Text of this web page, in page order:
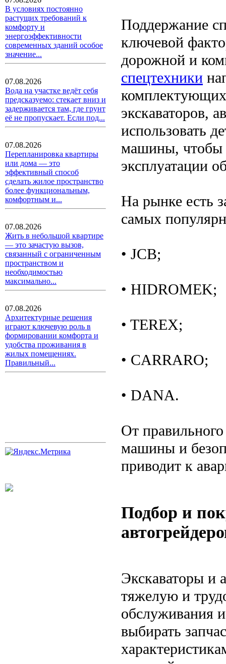
В условиях постоянно
растущих требований к
комфорту и
энергоэффективности
современных зданий особое
значение...
07.08.2026
Вода на участке ведёт себя
предсказуемо: стекает вниз и
задерживается там, где грунт
её не пропускает. Если под...
07.08.2026
Перепланировка квартиры
или дома — это
эффективный способ
сделать жилое пространство
более функциональным,
комфортным и...
07.08.2026
Жить в небольшой квартире
— это зачастую вызов,
связанный с ограниченным
пространством и
необходимостью
максимально...
07.08.2026
Архитектурные решения
играют ключевую роль в
формировании комфорта и
удобства проживания в
жилых помещениях.
Правильный...
Поддержание
ключевой
дорожной и
спецтехники
комплектующих
экскаваторов,
использовать
машины, чтобы
эксплуатации
На рынке есть
самых
• JCB;
• HIDROMEK;
• TEREX;
• CARRARO;
• DANA.
От
машины и
приводит к
Подбор и
Экскаваторы
тяжелую и
обслуживания
выбирать